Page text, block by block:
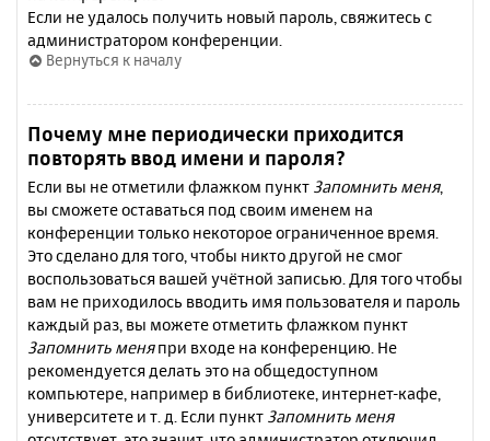
Если не удалось получить новый пароль, свяжитесь с
администратором конференции.
Вернуться к началу
Почему мне периодически приходится
повторять ввод имени и пароля?
Если вы не отметили флажком пункт Запомнить меня,
вы сможете оставаться под своим именем на
конференции только некоторое ограниченное время.
Это сделано для того, чтобы никто другой не смог
воспользоваться вашей учётной записью. Для того чтобы
вам не приходилось вводить имя пользователя и пароль
каждый раз, вы можете отметить флажком пункт
Запомнить меняпри входе на конференцию. Не
рекомендуется делать это на общедоступном
компьютере, например в библиотеке, интернет-кафе,
университете и т. д. Если пункт Запомнить меня